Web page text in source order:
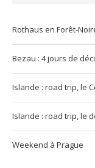
Rothaus en Forêt-
Bezau : 4 jours de
Islande : road trip, le
Islande : road trip, le
Weekend à Prague